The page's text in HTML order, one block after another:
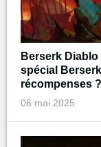
Berserk
spécial
récompenses ?
06 mai 2025